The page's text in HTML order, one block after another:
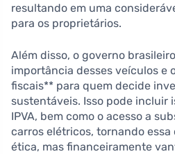
resultando em uma
para os proprietários.
Além disso, o governo
importância desses veículos e
fiscais** para quem decide
sustentáveis. Isso pode incluir
IPVA, bem como o acesso a
carros elétricos, tornando essa
ética, mas financeiramente